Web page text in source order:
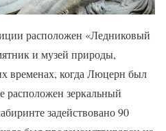
расположен «Ледниковый
и музей природы,
временах, когда Люцерн был
расположен зеркальный
задействовано 90